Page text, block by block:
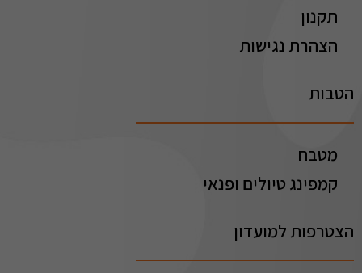
תקנון
הצהרת נגישות
הטבות
מטבח
קמפינג טיולים ופנאי
הצטרפות למועדון